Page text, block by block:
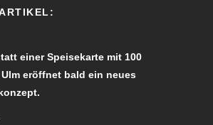
einer Speisekarte mit 100
eröffnet bald ein neues